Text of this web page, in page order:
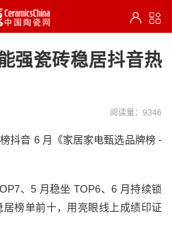
强瓷砖稳居抖音热
阅读量：9346
抖音 6 月《家居家电甄选品牌榜 -
、5 月稳坐 TOP6、6 月持续锁
榜单前十，用亮眼线上成绩印证